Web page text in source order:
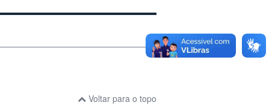
Voltar para o topo